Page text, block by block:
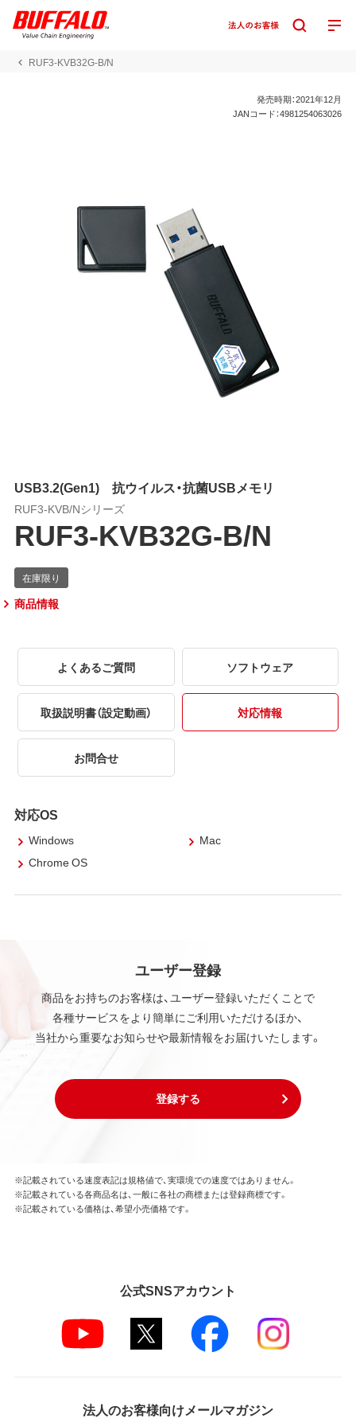
RUF3-KVB32G-B/N
発売時期：2021年12月
JANコード：4981254063026
USB3.2(Gen1) 抗ウイルス・抗菌USBメモリ
RUF3-KVB/Nシリーズ
RUF3-KVB32G-B/N
商品情報
よくあるご質問 ソフトウェア
取扱説明書（設定動画） 対応情報
お問合せ
対応OS
Windows
Mac
Chrome OS
ユーザー登録
商品をお持ちのお客様は、ユーザー登録いただくことで
各種サービスをより簡単にご利用いただけるほか、
当社から重要なお知らせや最新情報をお届けいたします。
登録する
※記載されている速度表記は規格値で、実環境での速度ではありません。
※記載されている各商品名は、一般に各社の商標または登録商標です。
※記載されている価格は、希望小売価格です。
公式SNSアカウント
法人のお客様向けメールマガジン